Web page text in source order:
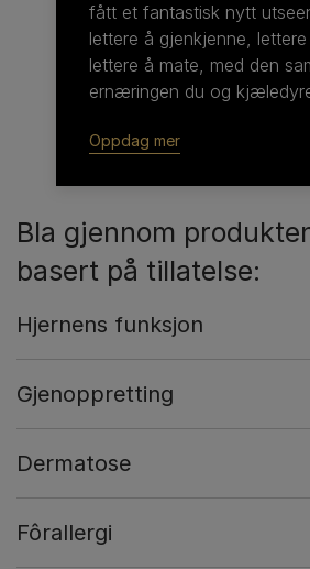
fått et fantastisk nytt
lettere å gjenkjenne,
lettere å mate, med den
ernæringen du og
Oppdag mer
Bla gjennom
basert på tillatelse:
Hjernens funksjon
Gjenoppretting
Dermatose
Fôrallergi